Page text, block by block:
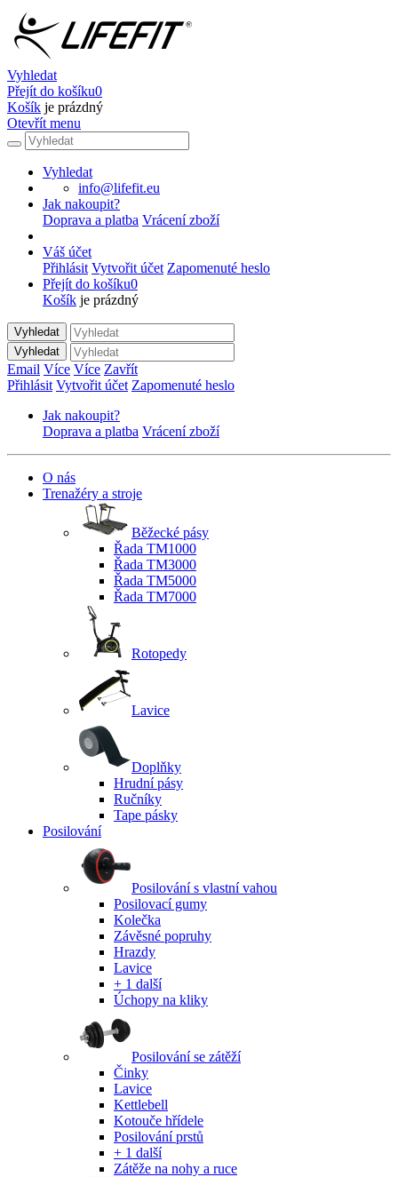
Vyhledat
Přejít do košíku0
Košík je prázdný
Otevřít menu
Vyhledat
info@lifefit.eu
Jak nakoupit?
Doprava a platba Vrácení zboží
Váš účet
Přihlásit Vytvořit účet Zapomenuté heslo
Přejít do košíku0
Košík je prázdný
Vyhledat
Vyhledat
Email Více Více Zavřít
Přihlásit Vytvořit účet Zapomenuté heslo
Jak nakoupit?
Doprava a platba Vrácení zboží
O nás
Trenažéry a stroje
Běžecké pásy
Řada TM1000
Řada TM3000
Řada TM5000
Řada TM7000
Rotopedy
Lavice
Doplňky
Hrudní pásy
Ručníky
Tape pásky
Posilování
Posilování s vlastní vahou
Posilovací gumy
Kolečka
Závěsné popruhy
Hrazdy
Lavice
+ 1 další
Úchopy na kliky
Posilování se zátěží
Činky
Lavice
Kettlebell
Kotouče hřídele
Posilování prstů
+ 1 další
Zátěže na nohy a ruce